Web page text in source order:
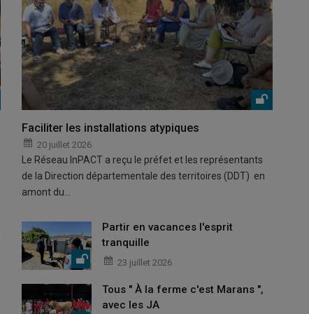
Faciliter les installations atypiques
20 juillet 2026
Le Réseau InPACT a reçu le préfet et les représentants
de la Direction départementale des territoires (DDT) en
amont du…
Partir en vacances l'esprit
tranquille
23 juillet 2026
Tous " À la ferme c'est Marans ",
avec les JA